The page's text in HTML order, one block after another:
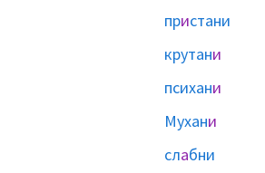
пристани
крутани
психани
Мухани
слабни